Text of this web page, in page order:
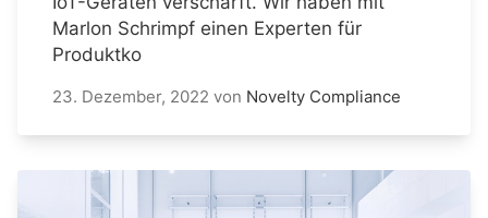
Marlon Schrimpf einen Experten für
Produktko
23. Dezember, 2022 von Novelty Compliance